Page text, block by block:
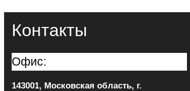
Контакты
Офис:
143001, Московская область, г.